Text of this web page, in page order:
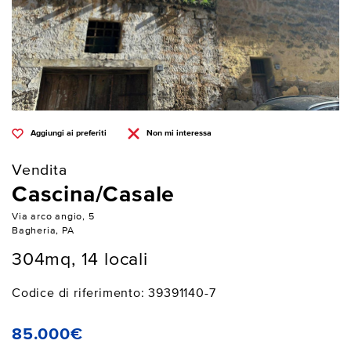
Aggiungi ai preferiti Non mi interessa
Vendita
Cascina/Casale
Via arco angio, 5
Bagheria, PA
304mq, 14 locali
Codice di riferimento: 39391140-7
85.000€